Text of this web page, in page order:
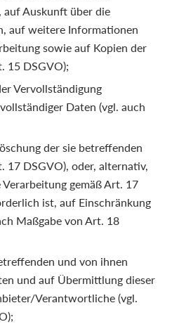
Auskunft über die
auf weitere Informationen
sowie auf Kopien der
15 DSGVO);
Vervollständigung
Daten (vgl. auch
der sie betreffenden
17 DSGVO), oder, alternativ,
gemäß Art. 17
ist, auf Einschränkung
Maßgabe von Art. 18
und von ihnen
und auf Übermittlung dieser
Verantwortliche (vgl.